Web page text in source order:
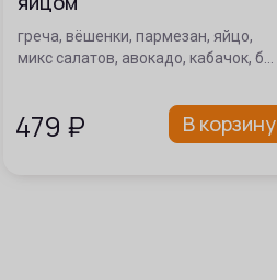
греча, вёшенки, пармезан, яйцо,
микс салатов, авокадо, кабачок, б…
479 ₽ В корзину